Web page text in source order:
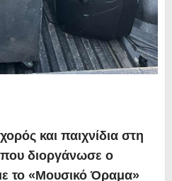
και παιχνίδια στη
που διοργάνωσε ο
το «Μουσικό Όραμα»